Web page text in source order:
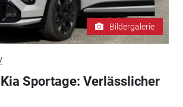
Bildergalerie
Sportage: Verlässlicher